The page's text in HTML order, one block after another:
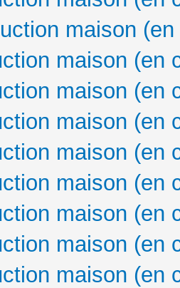
maison
maison (en
maison (en
maison (en
maison (en
maison (en
maison (en
maison (en
maison (en